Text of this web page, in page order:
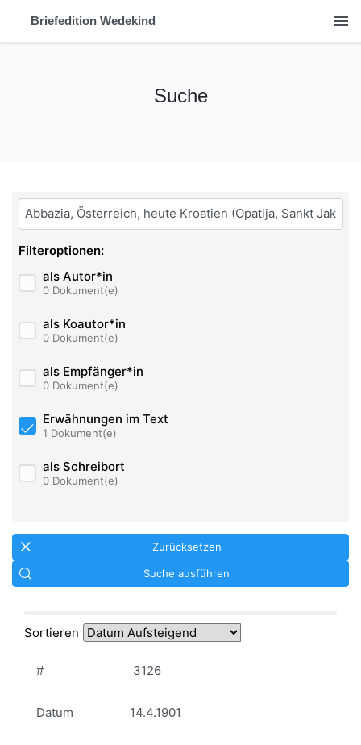
Briefedition Wedekind menu
Suche
Bitte geben Sie hier ihren Suchbegriff ein:
Filteroptionen:
als Autor*in
0 Dokument(e)
als Koautor*in
0 Dokument(e)
als Empfänger*in
0 Dokument(e)
Erwähnungen im Text
1 Dokument(e)
als Schreibort
0 Dokument(e)
Zurücksetzen
Suche ausführen
Sortieren
# 3126
Datum 14.4.1901